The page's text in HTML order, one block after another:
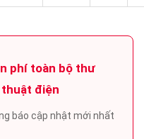
phí toàn bộ thư
điện
báo cập nhật mới nhất